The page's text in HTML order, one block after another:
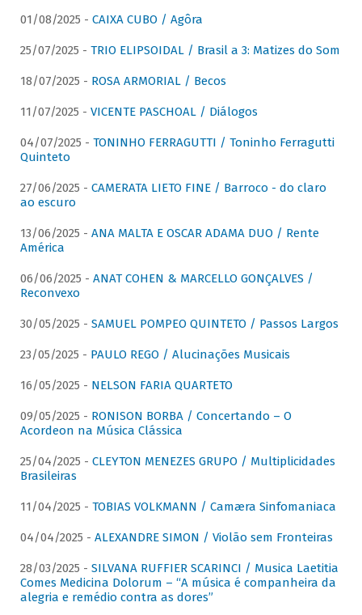
01/08/2025 - CAIXA CUBO / Agôra
25/07/2025 - TRIO ELIPSOIDAL / Brasil a 3: Matizes do Som
18/07/2025 - ROSA ARMORIAL / Becos
11/07/2025 - VICENTE PASCHOAL / Diálogos
04/07/2025 - TONINHO FERRAGUTTI / Toninho Ferragutti
Quinteto
27/06/2025 - CAMERATA LIETO FINE / Barroco - do claro
ao escuro
13/06/2025 - ANA MALTA E OSCAR ADAMA DUO / Rente
América
06/06/2025 - ANAT COHEN & MARCELLO GONÇALVES /
Reconvexo
30/05/2025 - SAMUEL POMPEO QUINTETO / Passos Largos
23/05/2025 - PAULO REGO / Alucinações Musicais
16/05/2025 - NELSON FARIA QUARTETO
09/05/2025 - RONISON BORBA / Concertando – O
Acordeon na Música Clássica
25/04/2025 - CLEYTON MENEZES GRUPO / Multiplicidades
Brasileiras
11/04/2025 - TOBIAS VOLKMANN / Camæra Sinfomaniaca
04/04/2025 - ALEXANDRE SIMON / Violão sem Fronteiras
28/03/2025 - SILVANA RUFFIER SCARINCI / Musica Laetitia
Comes Medicina Dolorum – “A música é companheira da
alegria e remédio contra as dores”